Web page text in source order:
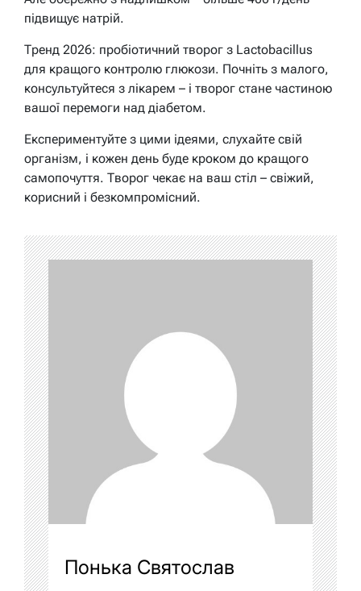
підвищує натрій.
Тренд 2026: пробіотичний творог з Lactobacillus
для кращого контролю глюкози. Почніть з малого,
консультуйтеся з лікарем – і творог стане частиною
вашої перемоги над діабетом.
Експериментуйте з цими ідеями, слухайте свій
організм, і кожен день буде кроком до кращого
самопочуття. Творог чекає на ваш стіл – свіжий,
корисний і безкомпромісний.
Понька Святослав